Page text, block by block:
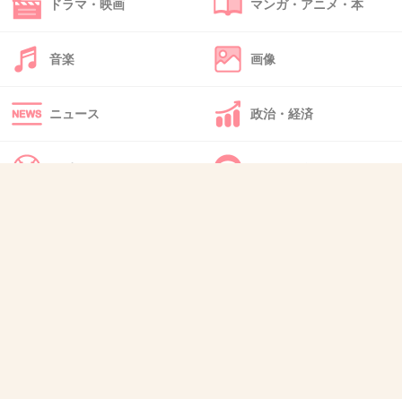
HIROは前からやる気満々だもんね…
HIRO、目標は東京五輪開会式で舞う
る」
girlschannel.net
HIRO、目標は東京五輪開会式で舞うEXILE！「中心にいられるように準備
ドラマ・映画 マンガ・アニメ・本
音楽 画像
ニュース 政治・経済